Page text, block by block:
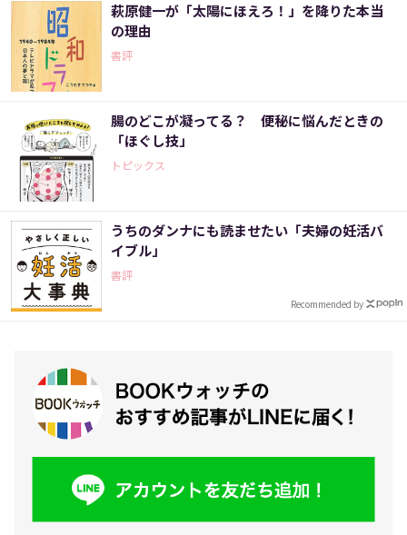
萩原健一が「太陽にほえろ！」を降りた本当
の理由
書評
腸のどこが凝ってる？ 便秘に悩んだときの
「ほぐし技」
トピックス
うちのダンナにも読ませたい「夫婦の妊活バ
イブル」
書評
Recommended by